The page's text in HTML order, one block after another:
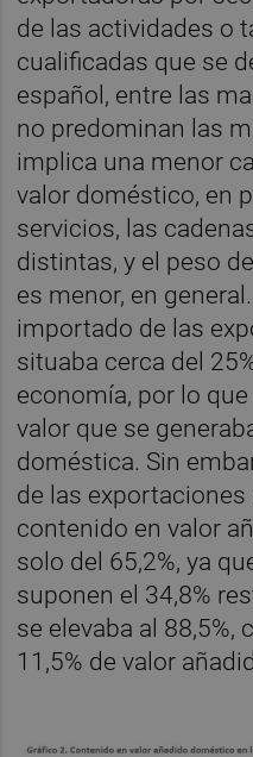
de las actividades o
cualificadas que se
español, entre las
no predominan las
implica una menor
valor doméstico, en
servicios, las
distintas, y el peso
es menor, en
importado de las
situaba cerca del
economía, por lo
valor que se
doméstica. Sin
de las exportaciones
contenido en valor
solo del 65,2%, ya
suponen el 34,8%
se elevaba al 88,5%,
11,5% de valor